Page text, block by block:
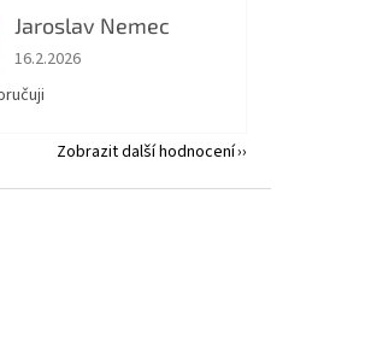
Jaroslav Nemec
Hodnocení obchodu je 5 z 5 hvězdiček.
16.2.2026
Zobrazit další hodnocení